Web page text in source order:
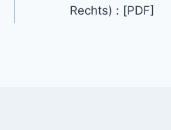
Rechts) : [PDF]